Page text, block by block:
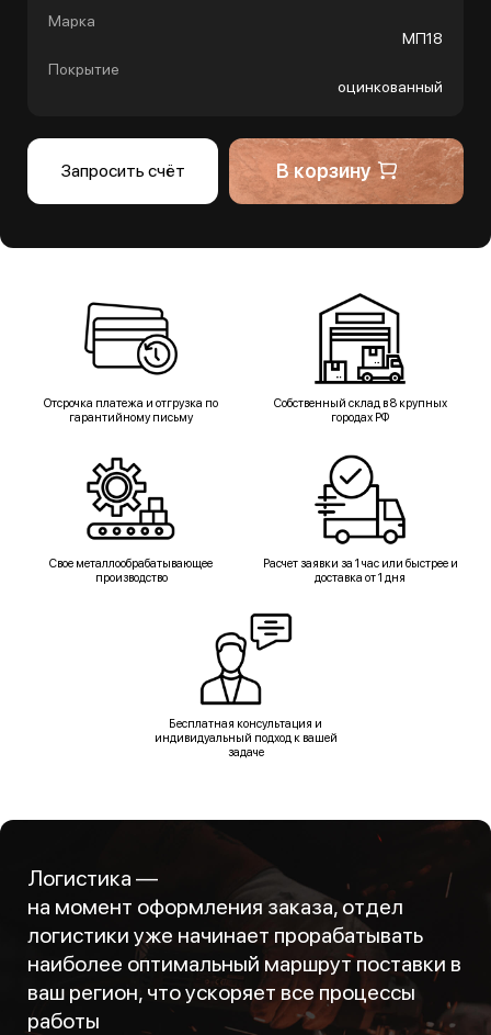
Марка
МП18
Покрытие
оцинкованный
Запросить счёт В корзину
Отсрочка платежа и отгрузка по
гарантийному письму
Собственный склад в 8 крупных
городах РФ
Свое металлообрабатывающее
производство
Расчет заявки за 1 час или быстрее и
доставка от 1 дня
Бесплатная консультация и
индивидуальный подход к вашей
задаче
Логистика —
на момент оформления заказа, отдел
логистики уже начинает прорабатывать
наиболее оптимальный маршрут поставки в
ваш регион, что ускоряет все процессы
работы